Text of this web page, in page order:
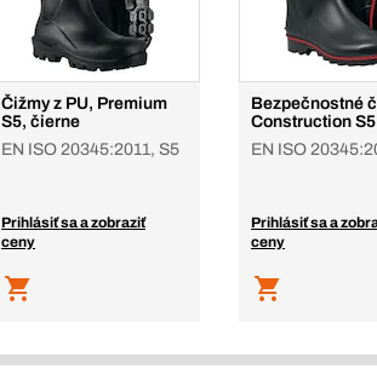
Čižmy z PU, Premium
S5, čierne
EN ISO 20345:2011, S5
Prihlásiť sa a zobraziť
ceny
Bezpečnostné
Construction
EN ISO
Prihlásiť sa a
ceny